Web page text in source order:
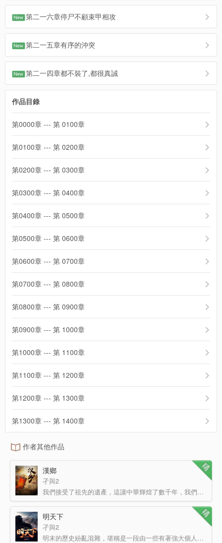
第二一六章停尸不顧束甲相攻
第二一五章有序的沖突
第二一四章都不裝了,都很真誠
作品目錄
第0000章 --- 第 0100章
第0100章 --- 第 0200章
第0200章 --- 第 0300章
第0300章 --- 第 0400章
第0400章 --- 第 0500章
第0500章 --- 第 0600章
第0600章 --- 第 0700章
第0700章 --- 第 0800章
第0800章 --- 第 0900章
第0900章 --- 第 1000章
第1000章 --- 第 1100章
第1100章 --- 第 1200章
第1200章 --- 第 1300章
第1300章 --- 第 1400章
作者其他作品
漢鄉
孑與2
我們接受了祖先的遺產，這讓中華輝煌了數千年，我們是如此的心安理得，從未想過要回歸那個在刀耕火種中苦苦…
明天下
孑與2
明末的歷史紛亂混雜，堪稱是一段由一些有著強大個人魅力的人書寫成的歷史。 不論是李自成，還是張獻忠…